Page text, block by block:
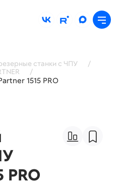
станки с ЧПУ
/
/
1515 PRO
PRO